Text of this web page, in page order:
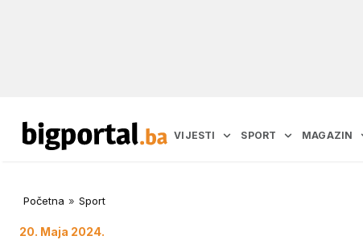
VIJESTI SPORT MAGAZIN
Početna » Sport
20. Maja 2024.